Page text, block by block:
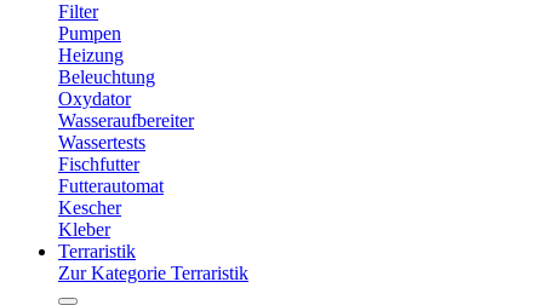
Filter
Pumpen
Heizung
Beleuchtung
Oxydator
Wasseraufbereiter
Wassertests
Fischfutter
Futterautomat
Kescher
Kleber
Terraristik
Zur Kategorie Terraristik